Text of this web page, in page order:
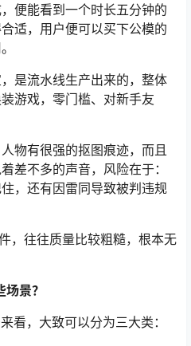
便能看到一个时长五分钟的
适，用户便可以买下公模的
是流水线生产出来的，整体
游戏，零门槛、对新手友
物有很强的抠图痕迹，而且
差不多的声音，风险在于：
，还有因雷同导致被判违规
，往往质量比较粗糙，根本无
景？
看，大致可以分为三大类：